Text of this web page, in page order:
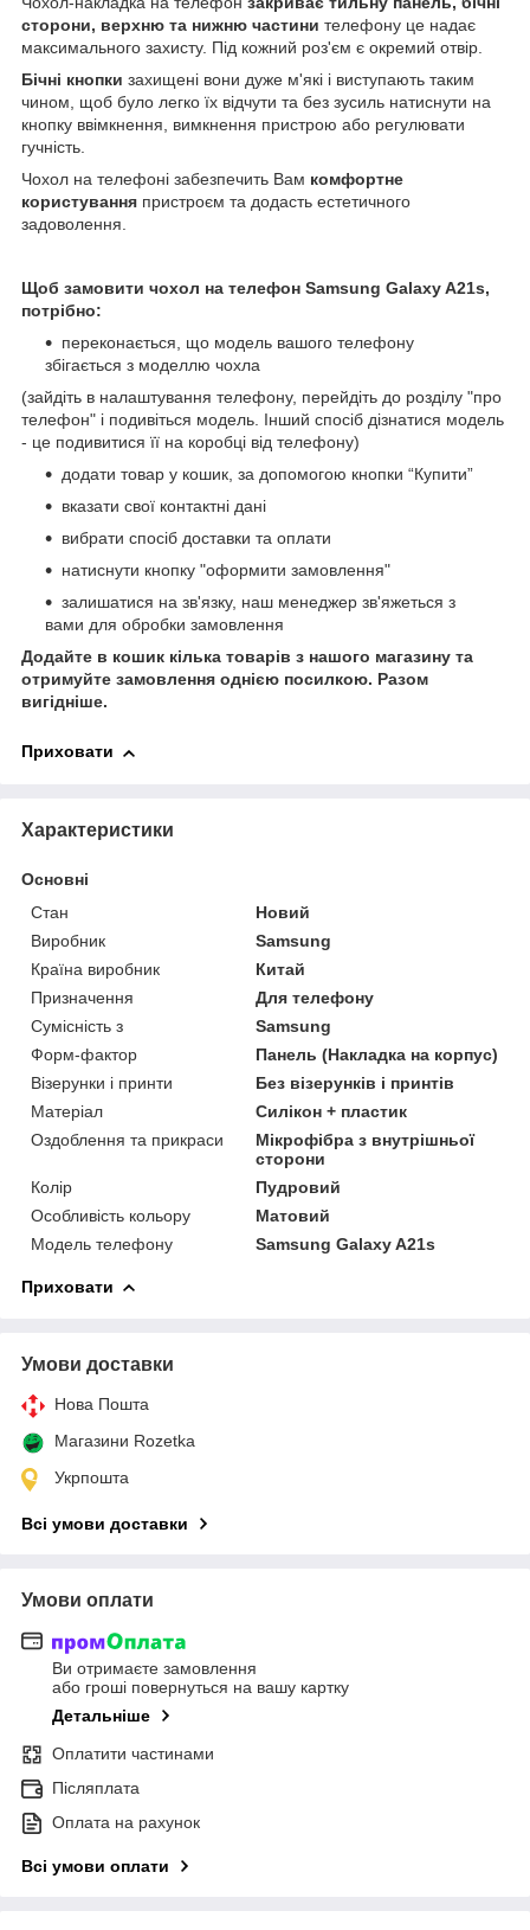
сторони, верхню та нижню частини телефону це надає
максимального захисту. Під кожний роз'єм є окремий отвір.
Бічні кнопки захищені вони дуже м'які і виступають таким
чином, щоб було легко їх відчути та без зусиль натиснути на
кнопку ввімкнення, вимкнення пристрою або регулювати
гучність.
Чохол на телефоні забезпечить Вам комфортне
користування пристроєм та додасть естетичного
задоволення.
Щоб замовити чохол на телефон Samsung Galaxy A21s,
потрібно:
переконається, що модель вашого телефону
збігається з моделлю чохла
(зайдіть в налаштування телефону, перейдіть до розділу "про
телефон" і подивіться модель. Інший спосіб дізнатися модель
- це подивитися її на коробці від телефону)
додати товар у кошик, за допомогою кнопки “Купити”
вказати свої контактні дані
вибрати спосіб доставки та оплати
натиснути кнопку "оформити замовлення"
залишатися на зв'язку, наш менеджер зв'яжеться з
вами для обробки замовлення
Додайте в кошик кілька товарів з нашого магазину та
отримуйте замовлення однією посилкою. Разом
вигідніше.
Приховати
Характеристики
Основні
Стан
Новий
Виробник
Samsung
Країна виробник
Китай
Призначення
Для телефону
Сумісність з
Samsung
Форм-фактор
Панель (Накладка на корпус)
Візерунки і принти
Без візерунків і принтів
Матеріал
Силікон + пластик
Оздоблення та прикраси
Мікрофібра з внутрішньої
сторони
Колір
Пудровий
Особливість кольору
Матовий
Модель телефону
Samsung Galaxy A21s
Приховати
Умови доставки
Нова Пошта
Магазини Rozetka
Укрпошта
Всі умови доставки
Умови оплати
Ви отримаєте замовлення
або гроші повернуться на вашу картку
Детальніше
Оплатити частинами
Післяплата
Оплата на рахунок
Всі умови оплати